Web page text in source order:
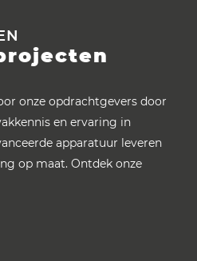
onze opdrachtgevers door
en ervaring in
apparatuur leveren
op maat. Ontdek onze